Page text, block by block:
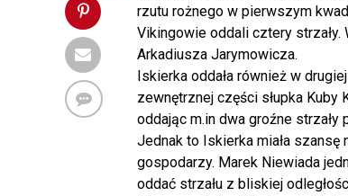
rzutu rożnego w pierwszym
Vikingowie oddali cztery
Arkadiusza Jarymowicza.
Iskierka oddała również w
zewnętrznej części słupka Kuby
oddając m.in dwa groźne
Jednak to Iskierka miała szansę
gospodarzy. Marek Niewiada
oddać strzału z bliskiej